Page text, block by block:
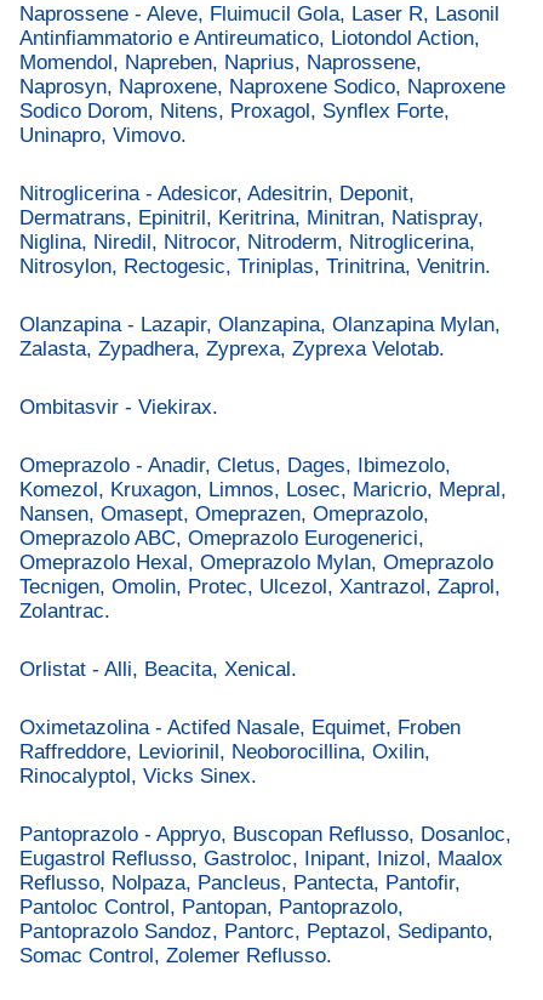
Naprossene - Aleve, Fluimucil Gola, Laser R, Lasonil
Antinfiammatorio e Antireumatico, Liotondol Action,
Momendol, Napreben, Naprius, Naprossene,
Naprosyn, Naproxene, Naproxene Sodico, Naproxene
Sodico Dorom, Nitens, Proxagol, Synflex Forte,
Uninapro, Vimovo.
Nitroglicerina - Adesicor, Adesitrin, Deponit,
Dermatrans, Epinitril, Keritrina, Minitran, Natispray,
Niglina, Niredil, Nitrocor, Nitroderm, Nitroglicerina,
Nitrosylon, Rectogesic, Triniplas, Trinitrina, Venitrin.
Olanzapina - Lazapir, Olanzapina, Olanzapina Mylan,
Zalasta, Zypadhera, Zyprexa, Zyprexa Velotab.
Ombitasvir - Viekirax.
Omeprazolo - Anadir, Cletus, Dages, Ibimezolo,
Komezol, Kruxagon, Limnos, Losec, Maricrio, Mepral,
Nansen, Omasept, Omeprazen, Omeprazolo,
Omeprazolo ABC, Omeprazolo Eurogenerici,
Omeprazolo Hexal, Omeprazolo Mylan, Omeprazolo
Tecnigen, Omolin, Protec, Ulcezol, Xantrazol, Zaprol,
Zolantrac.
Orlistat - Alli, Beacita, Xenical.
Oximetazolina - Actifed Nasale, Equimet, Froben
Raffreddore, Leviorinil, Neoborocillina, Oxilin,
Rinocalyptol, Vicks Sinex.
Pantoprazolo - Appryo, Buscopan Reflusso, Dosanloc,
Eugastrol Reflusso, Gastroloc, Inipant, Inizol, Maalox
Reflusso, Nolpaza, Pancleus, Pantecta, Pantofir,
Pantoloc Control, Pantopan, Pantoprazolo,
Pantoprazolo Sandoz, Pantorc, Peptazol, Sedipanto,
Somac Control, Zolemer Reflusso.